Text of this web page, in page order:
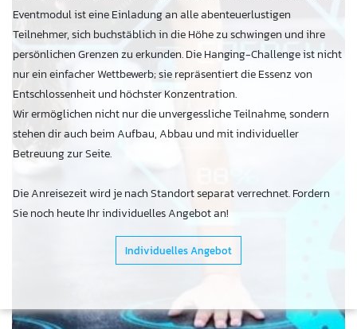
Eventmodul ist eine Einladung an alle abenteuerlustigen
Teilnehmer, sich buchstäblich in die Höhe zu schwingen und ihre
persönlichen Grenzen zu erkunden. Die Hanging-Challenge ist nicht
nur ein einfacher Wettbewerb; sie repräsentiert die Essenz von
Entschlossenheit und höchster Konzentration.
Wir ermöglichen nicht nur die unvergessliche Teilnahme, sondern
stehen dir auch beim Aufbau, Abbau und mit individueller
Betreuung zur Seite.
Die Anreisezeit wird je nach Standort separat verrechnet. Fordern
Sie noch heute Ihr individuelles Angebot an!
Individuelles Angebot